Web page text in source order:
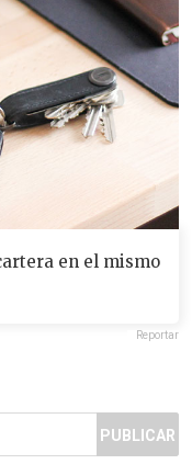
en el mismo
Reportar
PUBLICAR